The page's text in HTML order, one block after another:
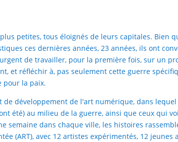
petites, tous éloignés de leurs capitales. Bien
ces dernières années, 23 années, ils ont
de travailler, pour la première fois, sur un
et réfléchir à, pas seulement cette guerre
pour la paix.
de développement de l'art numérique, dans
été) au milieu de la guerre, ainsi que ceux qui
semaine dans chaque ville, les histoires
(ART), avec 12 artistes expérimentés, 12 jeunes